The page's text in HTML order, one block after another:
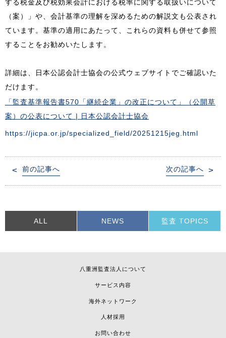
する税金及び税効果会計における税率に関する取扱いについて
（案）」や、会計基準の理解を深めるための解説文も公表され
ています。基準の適用にあたって、これらの資料も併せて参照
することをお勧めいたします。
詳細は、日本公認会計士協会の公式ウェブサイトでご確認いた
だけます。
「監査基準報告書570「継続企業」の改正について」（公開草
案）の公表について | 日本公認会計士協会
https://jicpa.or.jp/specialized_field/20251215jeg.html
投
ゲ
シ
前の記事へ 次の記事へ
ALL NEWS 監査 TOPICS
八重洲監査法人について
サービス内容
海外ネットワーク
人材採用
お問い合わせ